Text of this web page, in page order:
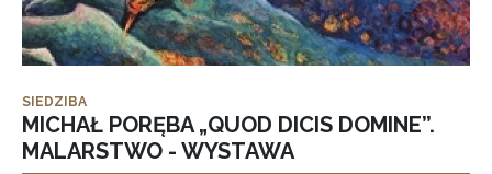
SIEDZIBA
MICHAŁ PORĘBA „QUOD DICIS DOMINE”.
MALARSTWO - WYSTAWA